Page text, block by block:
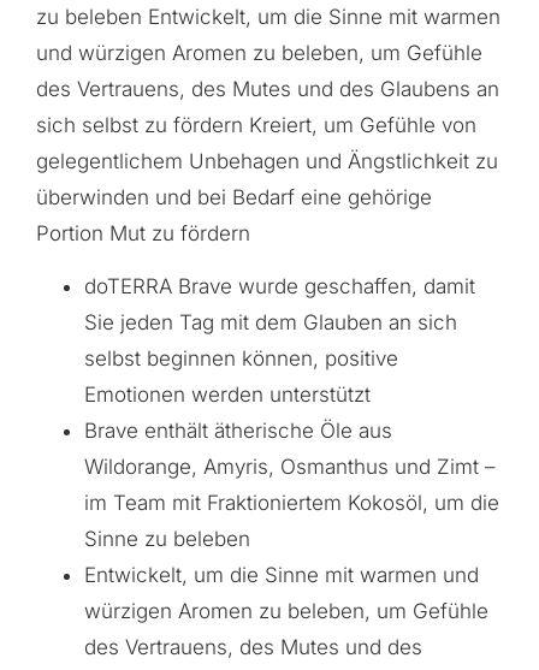
zu beleben Entwickelt, um die Sinne mit warmen
und würzigen Aromen zu beleben, um Gefühle
des Vertrauens, des Mutes und des Glaubens an
sich selbst zu fördern Kreiert, um Gefühle von
gelegentlichem Unbehagen und Ängstlichkeit zu
überwinden und bei Bedarf eine gehörige
Portion Mut zu fördern
doTERRA Brave wurde geschaffen, damit
Sie jeden Tag mit dem Glauben an sich
selbst beginnen können, positive
Emotionen werden unterstützt
Brave enthält ätherische Öle aus
Wildorange, Amyris, Osmanthus und Zimt –
im Team mit Fraktioniertem Kokosöl, um die
Sinne zu beleben
Entwickelt, um die Sinne mit warmen und
würzigen Aromen zu beleben, um Gefühle
des Vertrauens, des Mutes und des